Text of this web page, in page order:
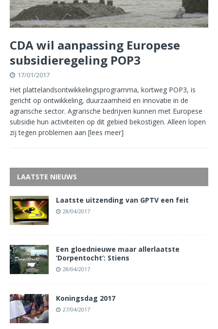
CDA wil aanpassing Europese
subsidieregeling POP3
17/01/2017
Het plattelandsontwikkelingsprogramma, kortweg POP3, is
gericht op ontwikkeling, duurzaamheid en innovatie in de
agrarische sector. Agrarische bedrijven kunnen met Europese
subsidie hun activiteiten op dit gebied bekostigen. Alleen lopen
zij tegen problemen aan [lees meer]
LAATSTE NIEUWS
Laatste uitzending van GPTV een feit
28/04/2017
Een gloednieuwe maar allerlaatste
‘Dorpentocht’: Stiens
28/04/2017
Koningsdag 2017
27/04/2017